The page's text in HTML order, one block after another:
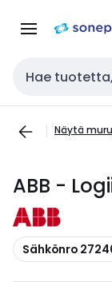
navigointiin
Haku
Näytä
ABB -
Kopioi
Sähkönro